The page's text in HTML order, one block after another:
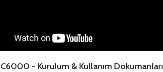
- Kurulum & Kullanım Dokumanları